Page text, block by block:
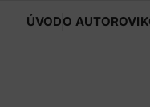
ÚVODO AUTOROVI